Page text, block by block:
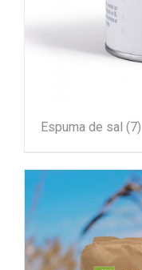
Espuma de sal (7)